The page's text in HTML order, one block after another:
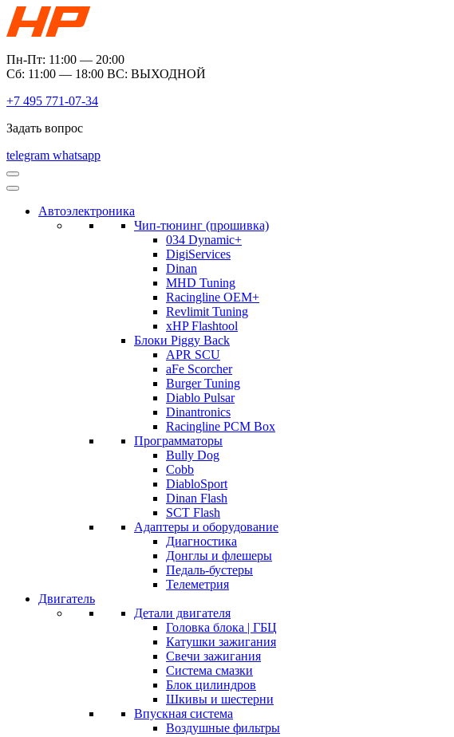
Пн-Пт: 11:00 — 20:00
Сб: 11:00 — 18:00 ВС: ВЫХОДНОЙ
+7 495 771-07-34
Задать вопрос
telegram whatsapp
Автоэлектроника
Чип-тюнинг (прошивка)
034 Dynamic+
DigiServices
Dinan
MHD Tuning
Racingline OEM+
Revlimit Tuning
xHP Flashtool
Блоки Piggy Back
APR SCU
aFe Scorcher
Burger Tuning
Diablo Pulsar
Dinantronics
Racingline PCM Box
Программаторы
Bully Dog
Cobb
DiabloSport
Dinan Flash
SCT Flash
Адаптеры и оборудование
Диагностика
Донглы и флешеры
Педаль-бустеры
Телеметрия
Двигатель
Детали двигателя
Головка блока | ГБЦ
Катушки зажигания
Свечи зажигания
Система смазки
Блок цилиндров
Шкивы и шестерни
Впускная система
Воздушные фильтры